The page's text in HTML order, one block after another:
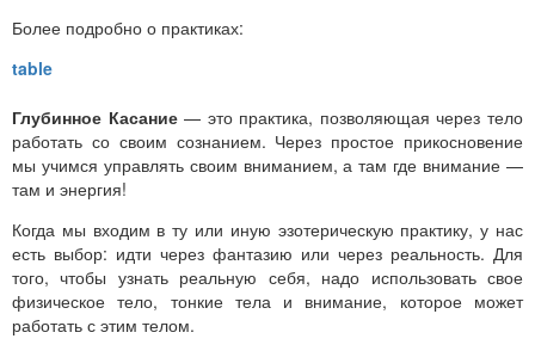
Более подробно о практиках:
Глубинное Касание— это практика, позволяющая через тело
работать со своим сознанием. Через простое прикосновение
мы учимся управлять своим вниманием, а там где внимание —
там и энергия!
Когда мы входим в ту или иную эзотерическую практику, у нас
есть выбор: идти через фантазию или через реальность. Для
того, чтобы узнать реальную себя, надо использовать свое
физическое тело, тонкие тела и внимание, которое может
работать с этим телом.